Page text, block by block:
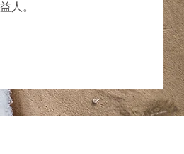
人。